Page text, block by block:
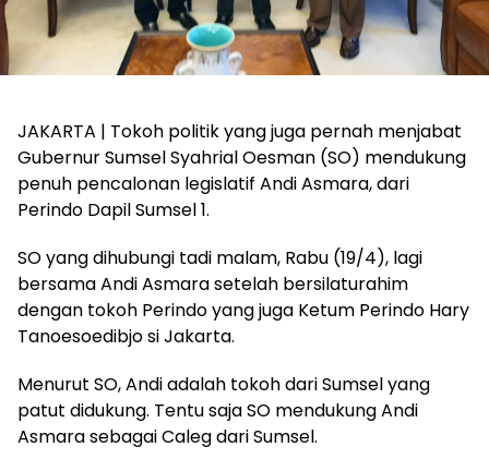
JAKARTA | Tokoh politik yang juga pernah menjabat
Gubernur Sumsel Syahrial Oesman (SO) mendukung
penuh pencalonan legislatif Andi Asmara, dari
Perindo Dapil Sumsel 1.
SO yang dihubungi tadi malam, Rabu (19/4), lagi
bersama Andi Asmara setelah bersilaturahim
dengan tokoh Perindo yang juga Ketum Perindo Hary
Tanoesoedibjo si Jakarta.
Menurut SO, Andi adalah tokoh dari Sumsel yang
patut didukung. Tentu saja SO mendukung Andi
Asmara sebagai Caleg dari Sumsel.